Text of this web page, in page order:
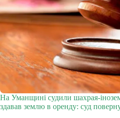
На Уманщині судили шахрая-
здавав землю в оренду: суд